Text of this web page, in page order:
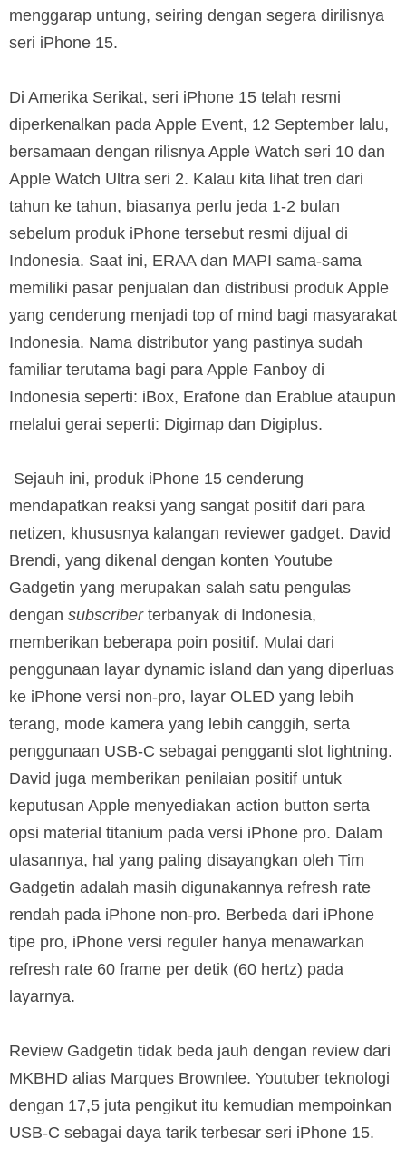
menggarap untung, seiring dengan segera dirilisnya
seri iPhone 15.
Di Amerika Serikat, seri iPhone 15 telah resmi
diperkenalkan pada Apple Event, 12 September lalu,
bersamaan dengan rilisnya Apple Watch seri 10 dan
Apple Watch Ultra seri 2. Kalau kita lihat tren dari
tahun ke tahun, biasanya perlu jeda 1-2 bulan
sebelum produk iPhone tersebut resmi dijual di
Indonesia. Saat ini, ERAA dan MAPI sama-sama
memiliki pasar penjualan dan distribusi produk Apple
yang cenderung menjadi top of mind bagi masyarakat
Indonesia. Nama distributor yang pastinya sudah
familiar terutama bagi para Apple Fanboy di
Indonesia seperti: iBox, Erafone dan Erablue ataupun
melalui gerai seperti: Digimap dan Digiplus.
Sejauh ini, produk iPhone 15 cenderung
mendapatkan reaksi yang sangat positif dari para
netizen, khususnya kalangan reviewer gadget. David
Brendi, yang dikenal dengan konten Youtube
Gadgetin yang merupakan salah satu pengulas
dengan subscriber terbanyak di Indonesia,
memberikan beberapa poin positif. Mulai dari
penggunaan layar dynamic island dan yang diperluas
ke iPhone versi non-pro, layar OLED yang lebih
terang, mode kamera yang lebih canggih, serta
penggunaan USB-C sebagai pengganti slot lightning.
David juga memberikan penilaian positif untuk
keputusan Apple menyediakan action button serta
opsi material titanium pada versi iPhone pro. Dalam
ulasannya, hal yang paling disayangkan oleh Tim
Gadgetin adalah masih digunakannya refresh rate
rendah pada iPhone non-pro. Berbeda dari iPhone
tipe pro, iPhone versi reguler hanya menawarkan
refresh rate 60 frame per detik (60 hertz) pada
layarnya.
Review Gadgetin tidak beda jauh dengan review dari
MKBHD alias Marques Brownlee. Youtuber teknologi
dengan 17,5 juta pengikut itu kemudian mempoinkan
USB-C sebagai daya tarik terbesar seri iPhone 15.